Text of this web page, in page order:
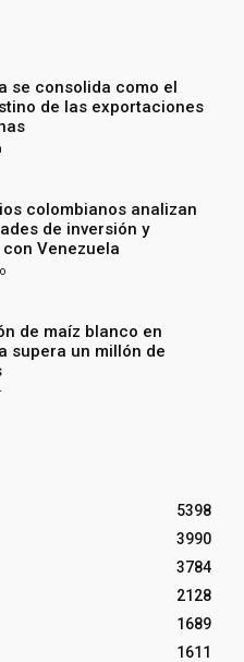
se consolida como el
de las exportaciones
colombianos analizan
de inversión y
Venezuela
de maíz blanco en
supera un millón de
5398
3990
3784
2128
1689
1611